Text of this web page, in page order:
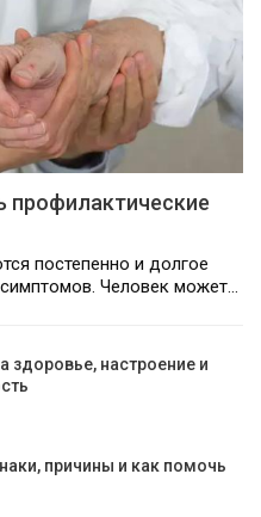
профилактические
постепенно и долгое
Человек может…
здоровье, настроение и
причины и как помочь